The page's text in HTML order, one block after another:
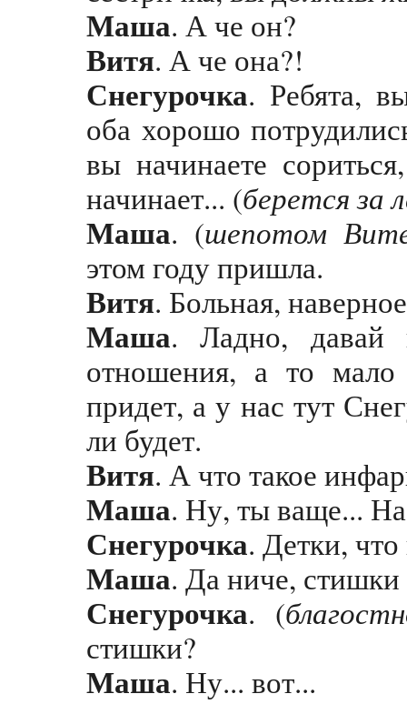
Маша. А че он?
Витя. А че она?!
Снегурочка. Ребята,
оба хорошо
вы начинаете
начинает... (берется за
Маша. (шепотом
этом году пришла.
Витя. Больная,
Маша. Ладно, давай
отношения, а то
придет, а у нас тут
ли будет.
Витя. А что такое
Маша. Ну, ты ваще...
Снегурочка. Детки,
Маша. Да ниче,
Снегурочка. (
стишки?
Маша. Ну... вот...